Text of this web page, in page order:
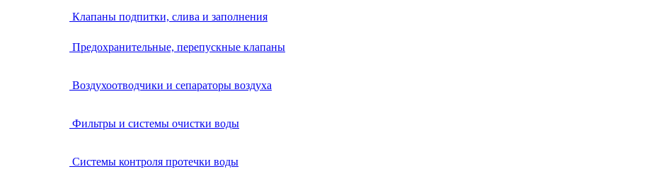
Клапаны подпитки, слива и заполнения
Предохранительные, перепускные клапаны
Воздухоотводчики и сепараторы воздуха
Фильтры и системы очистки воды
Системы контроля протечки воды